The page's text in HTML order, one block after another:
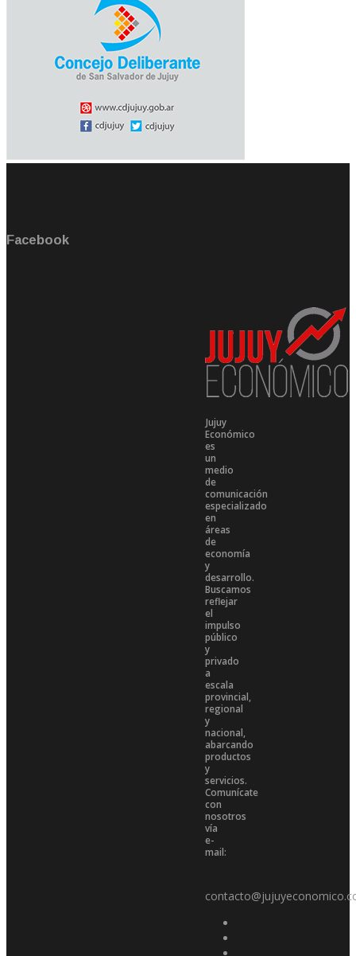
Facebook
Jujuy
Económico
es
un
medio
de
comunicación
especializado
en
áreas
de
economía
y
desarrollo.
Buscamos
reflejar
el
impulso
público
y
privado
a
escala
provincial,
regional
y
nacional,
abarcando
productos
y
servicios.
Comunícate
con
nosotros
vía
e-
mail: